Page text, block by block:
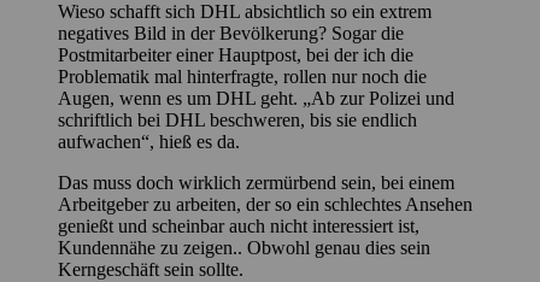
Wieso schafft sich DHL absichtlich so ein extrem
negatives Bild in der Bevölkerung? Sogar die
Postmitarbeiter einer Hauptpost, bei der ich die
Problematik mal hinterfragte, rollen nur noch die
Augen, wenn es um DHL geht. „Ab zur Polizei und
schriftlich bei DHL beschweren, bis sie endlich
aufwachen“, hieß es da.
Das muss doch wirklich zermürbend sein, bei einem
Arbeitgeber zu arbeiten, der so ein schlechtes Ansehen
genießt und scheinbar auch nicht interessiert ist,
Kundennähe zu zeigen.. Obwohl genau dies sein
Kerngeschäft sein sollte.